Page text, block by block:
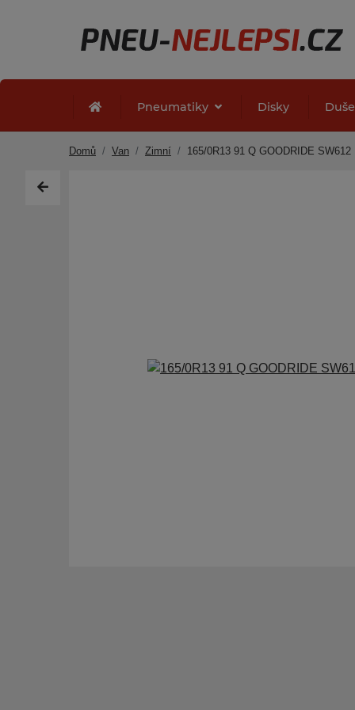
Pneumatiky Disky Duše
Domů Van Zimní 165/0R13 91 Q GOODRIDE SW612